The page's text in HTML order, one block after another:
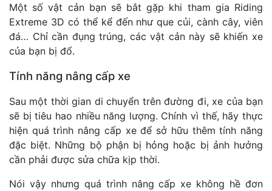
Một số vật cản bạn sẽ bắt gặp khi tham gia Riding
Extreme 3D có thể kể đến như que củi, cành cây, viên
đá… Chỉ cần đụng trúng, các vật cản này sẽ khiến xe
của bạn bị đổ.
Tính năng nâng cấp xe
Sau một thời gian di chuyển trên đường đi, xe của bạn
sẽ bị tiêu hao nhiều năng lượng. Chính vì thế, hãy thực
hiện quá trình nâng cấp xe để sở hữu thêm tính năng
đặc biệt. Những bộ phận bị hỏng hoặc bị ảnh hưởng
cần phải được sửa chữa kịp thời.
Nói vậy nhưng quá trình nâng cấp xe không hề đơn